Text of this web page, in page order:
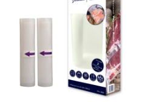
Pile electrice
Placi de indreptat parul
Plite
Preparare alimente